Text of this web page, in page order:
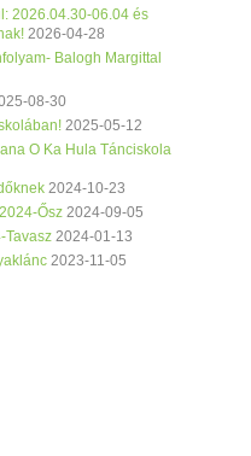
2026.04.30-06.04 és
2026-04-28
Balogh Margittal
08-30
2025-05-12
O Ka Hula Tánciskola
2024-10-23
Ősz 2024-09-05
Tavasz 2024-01-13
2023-11-05